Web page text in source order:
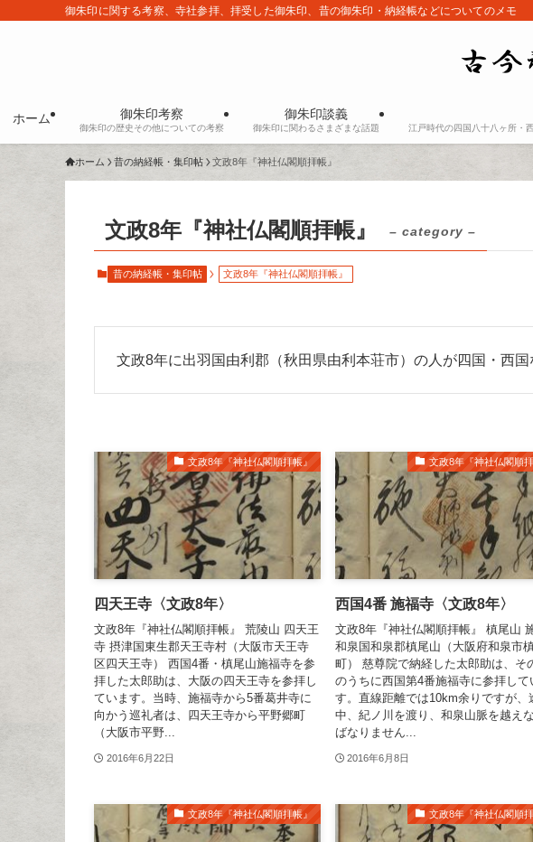
御朱印に関する考察、寺社参拝、拝受した御朱印、昔の御朱印・納経帳などについてのメモ
ホーム 御朱印考察
御朱印の歴史その他についての考察
御朱印談義
御朱印に関わるさまざまな話題 江戸時代の四国八十八ヶ所・
ホーム 昔の納経帳・集印帖 文政8年『神社仏閣順拝帳』
文政8年『神社仏閣順拝帳』 – category –
昔の納経帳・集印帖 文政8年『神社仏閣順拝帳』
文政8年に出羽国由利郡（秋田県由利本荘市）の人が四国・西国
文政8年『神社仏閣順拝帳』
四天王寺〈文政8年〉
文政8年『神社仏閣順拝帳』 荒陵山 四天王
寺 摂津国東生郡天王寺村（大阪市天王寺
区四天王寺） 西国4番・槙尾山施福寺を参
拝した太郎助は、大阪の四天王寺を参拝し
ています。当時、施福寺から5番葛井寺に
向かう巡礼者は、四天王寺から平野郷町
（大阪市平野...
2016年6月22日
文政8年『神社仏閣順拝
西国4番 施福寺〈文政8年〉
文政8年『神社仏閣順拝帳』 槙尾山
和泉国和泉郡槙尾山（大阪府和泉市
町） 慈尊院で納経した太郎助は、そ
のうちに西国第4番施福寺に参拝して
す。直線距離では10km余りですが、
中、紀ノ川を渡り、和泉山脈を越え
ばなりません...
2016年6月8日
文政8年『神社仏閣順拝帳』 文政8年『神社仏閣順拝